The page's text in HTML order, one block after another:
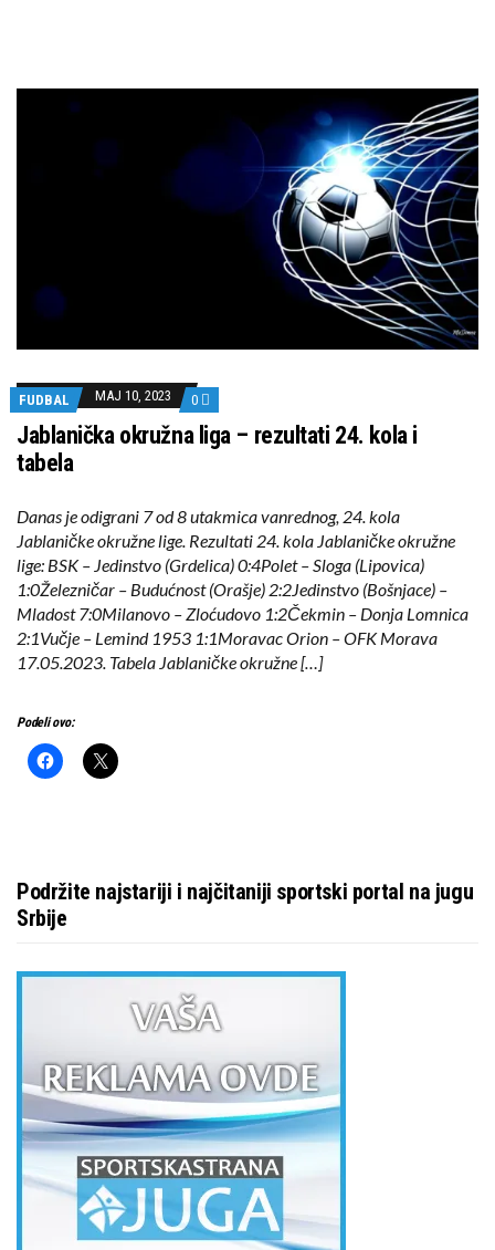
FUDBAL MAJ 10, 2023 0
Jablanička okružna liga – rezultati 24. kola i
tabela
Danas je odigrani 7 od 8 utakmica vanrednog, 24. kola
Jablaničke okružne lige. Rezultati 24. kola Jablaničke okružne
lige: BSK – Jedinstvo (Grdelica) 0:4Polet – Sloga (Lipovica)
1:0Železničar – Budućnost (Orašje) 2:2Jedinstvo (Bošnjace) –
Mladost 7:0Milanovo – Zloćudovo 1:2Čekmin – Donja Lomnica
2:1Vučje – Lemind 1953 1:1Moravac Orion – OFK Morava
17.05.2023. Tabela Jablaničke okružne […]
Podeli ovo:
Podržite najstariji i najčitaniji sportski portal na jugu
Srbije